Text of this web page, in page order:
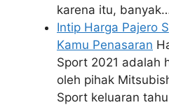
karena itu,
Intip Harga Pajero
Kamu Penasaran
Sport 2021 adalah
oleh pihak
Sport keluaran